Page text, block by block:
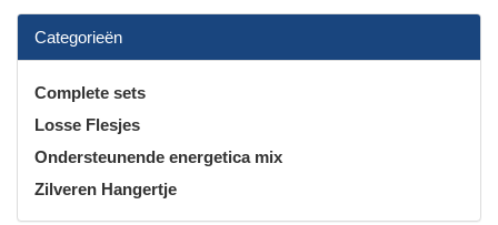
Categorieën
Complete sets
Losse Flesjes
Ondersteunende energetica mix
Zilveren Hangertje